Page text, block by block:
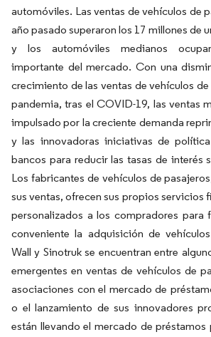
automóviles. Las ventas de vehículos de
año pasado superaron los 17 millones de
y los automóviles medianos
importante del mercado. Con una
crecimiento de las ventas de vehículos
pandemia, tras el COVID-19, las ventas
impulsado por la creciente demanda
y las innovadoras iniciativas de
bancos para reducir las tasas de interés
Los fabricantes de vehículos de
sus ventas, ofrecen sus propios servicios
personalizados a los compradores para
conveniente la adquisición de
Wall y Sinotruk se encuentran entre
emergentes en ventas de vehículos de
asociaciones con el mercado de
o el lanzamiento de sus innovadores
están llevando el mercado de préstamos